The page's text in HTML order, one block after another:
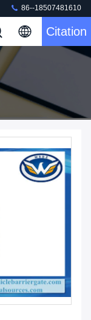
86--18507481610
Citation